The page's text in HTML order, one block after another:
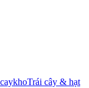
Trái cây & hạt